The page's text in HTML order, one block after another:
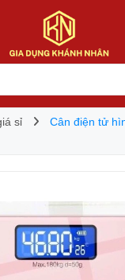
sỉ
Cân điện tử